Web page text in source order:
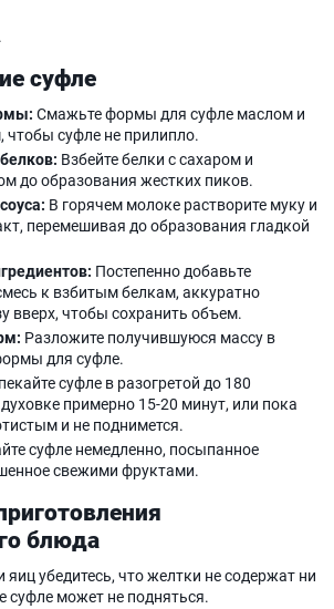
суфле
Смажьте формы для суфле маслом и
чтобы суфле не прилипло.
Взбейте белки с сахаром и
до образования жестких пиков.
В горячем молоке растворите муку и
перемешивая до образования гладкой
Постепенно добавьте
к взбитым белкам, аккуратно
вверх, чтобы сохранить объем.
Разложите получившуюся массу в
для суфле.
суфле в разогретой до 180
примерно 15-20 минут, или пока
и не поднимется.
суфле немедленно, посыпанное
свежими фруктами.
блюда
яиц убедитесь, что желтки не содержат ни
суфле может не подняться.